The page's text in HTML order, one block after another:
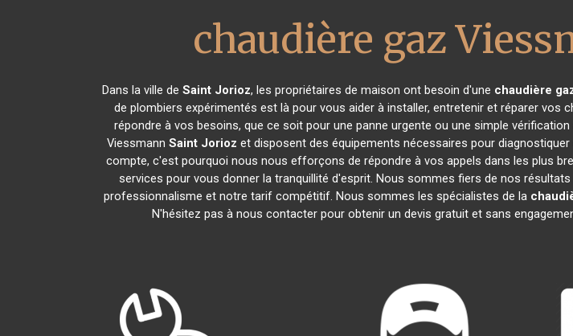
chaudière gaz
Dans la ville de Saint Jorioz, les propriétaires de maison ont besoin d'une chaudière
de plombiers expérimentés est là pour vous aider à installer, entretenir et réparer vos
répondre à vos besoins, que ce soit pour une panne urgente ou une simple
Viessmann Saint Jorioz et disposent des équipements nécessaires pour
compte, c'est pourquoi nous nous efforçons de répondre à vos appels dans les plus
services pour vous donner la tranquillité d'esprit. Nous sommes fiers de nos
professionnalisme et notre tarif compétitif. Nous sommes les spécialistes de la
N'hésitez pas à nous contacter pour obtenir un devis gratuit et sans